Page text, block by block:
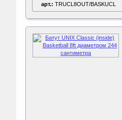
арт.: TRUCL8OUT/BASKUCL